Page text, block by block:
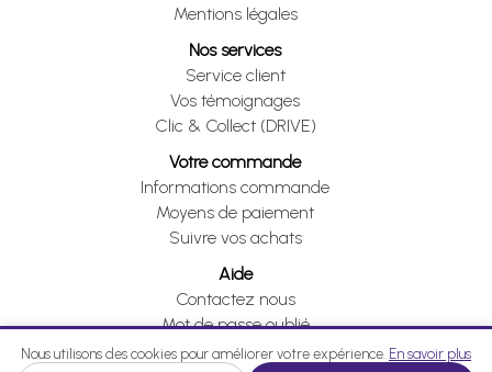
Mentions légales
Nos services
Service client
Vos témoignages
Clic & Collect (DRIVE)
Votre commande
Informations commande
Moyens de paiement
Suivre vos achats
Aide
Contactez nous
Mot de passe oublié
Je me rétracte
Nous utilisons des cookies pour améliorer votre expérience. En savoir plus